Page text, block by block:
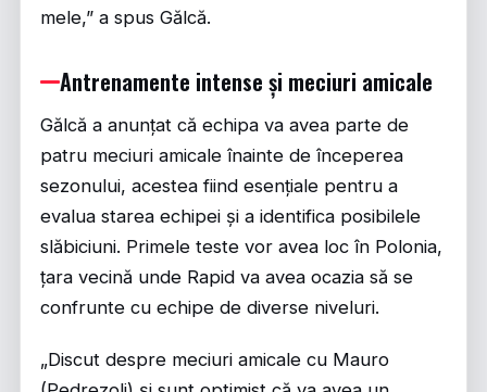
mele,” a spus Gălcă.
Antrenamente intense și meciuri amicale
Gălcă a anunțat că echipa va avea parte de
patru meciuri amicale înainte de începerea
sezonului, acestea fiind esențiale pentru a
evalua starea echipei și a identifica posibilele
slăbiciuni. Primele teste vor avea loc în Polonia,
țara vecină unde Rapid va avea ocazia să se
confrunte cu echipe de diverse niveluri.
„Discut despre meciuri amicale cu Mauro